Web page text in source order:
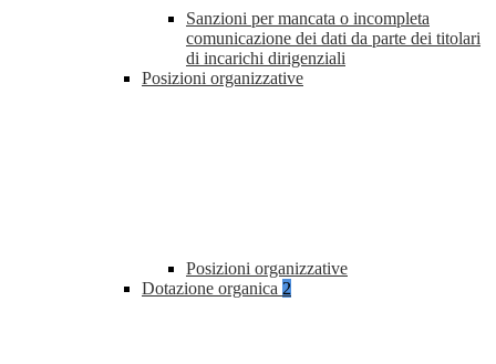
Sanzioni per mancata o incompleta
comunicazione dei dati da parte dei titolari
di incarichi dirigenziali
Posizioni organizzative
Posizioni organizzative
Dotazione organica 2